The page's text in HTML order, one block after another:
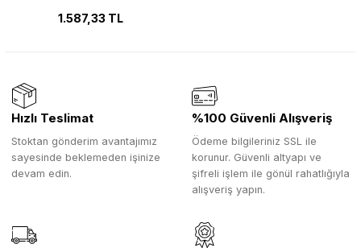
1.587,33 TL
Hızlı Teslimat
Stoktan gönderim avantajımız
sayesinde beklemeden işinize
devam edin.
%100 Güvenli Alışveriş
Ödeme bilgileriniz SSL ile
korunur. Güvenli altyapı ve
şifreli işlem ile gönül rahatlığıyla
alışveriş yapın.